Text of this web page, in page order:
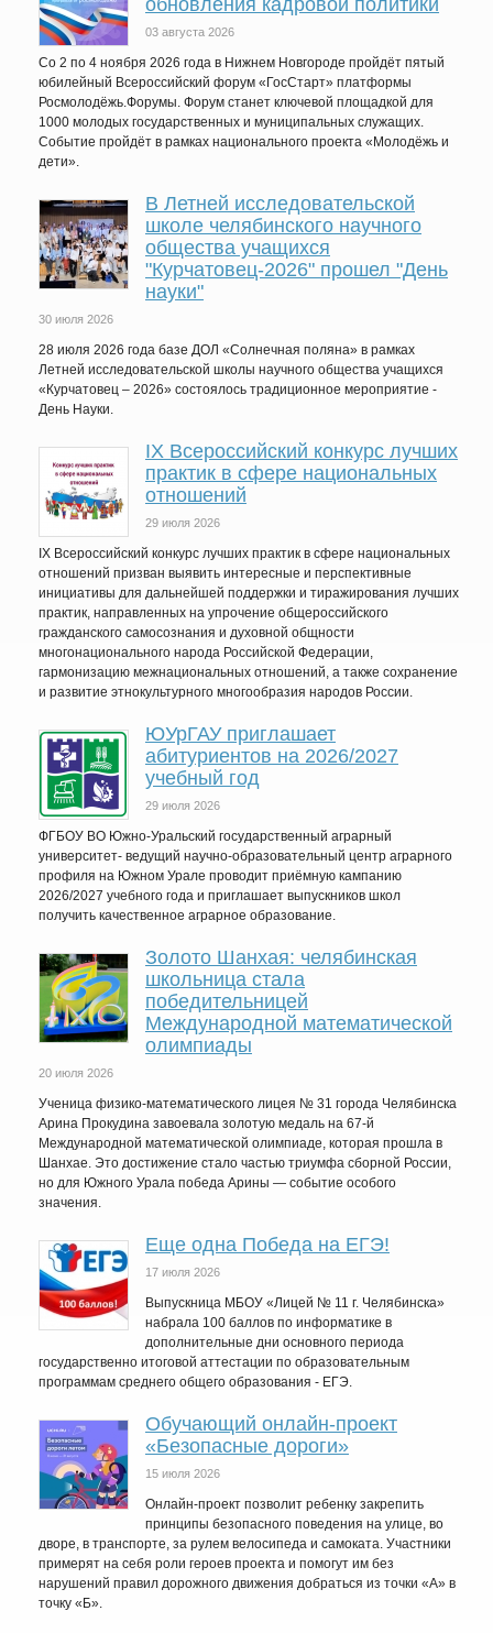
обновления кадровой политики
03 августа 2026
Со 2 по 4 ноября 2026 года в Нижнем Новгороде пройдёт пятый
юбилейный Всероссийский форум «ГосСтарт» платформы
Росмолодёжь.Форумы. Форум станет ключевой площадкой для
1000 молодых государственных и муниципальных служащих.
Событие пройдёт в рамках национального проекта «Молодёжь и
дети».
В Летней исследовательской
школе челябинского научного
общества учащихся
"Курчатовец-2026" прошел "День
науки"
30 июля 2026
28 июля 2026 года базе ДОЛ «Солнечная поляна» в рамках
Летней исследовательской школы научного общества учащихся
«Курчатовец – 2026» состоялось традиционное мероприятие -
День Науки.
IХ Всероссийский конкурс лучших
практик в сфере национальных
отношений
29 июля 2026
IX Всероссийский конкурс лучших практик в сфере национальных
отношений призван выявить интересные и перспективные
инициативы для дальнейшей поддержки и тиражирования лучших
практик, направленных на упрочение общероссийского
гражданского самосознания и духовной общности
многонационального народа Российской Федерации,
гармонизацию межнациональных отношений, а также сохранение
и развитие этнокультурного многообразия народов России.
ЮУрГАУ приглашает
абитуриентов на 2026/2027
учебный год
29 июля 2026
ФГБОУ ВО Южно-Уральский государственный аграрный
университет- ведущий научно-образовательный центр аграрного
профиля на Южном Урале проводит приёмную кампанию
2026/2027 учебного года и приглашает выпускников школ
получить качественное аграрное образование.
Золото Шанхая: челябинская
школьница стала
победительницей
Международной математической
олимпиады
20 июля 2026
Ученица физико-математического лицея № 31 города Челябинска
Арина Прокудина завоевала золотую медаль на 67-й
Международной математической олимпиаде, которая прошла в
Шанхае. Это достижение стало частью триумфа сборной России,
но для Южного Урала победа Арины — событие особого
значения.
Еще одна Победа на ЕГЭ!
17 июля 2026
Выпускница МБОУ «Лицей № 11 г. Челябинска»
набрала 100 баллов по информатике в
дополнительные дни основного периода
государственно итоговой аттестации по образовательным
программам среднего общего образования - ЕГЭ.
Обучающий онлайн-проект
«Безопасные дороги»
15 июля 2026
Онлайн-проект позволит ребенку закрепить
принципы безопасного поведения на улице, во
дворе, в транспорте, за рулем велосипеда и самоката. Участники
примерят на себя роли героев проекта и помогут им без
нарушений правил дорожного движения добраться из точки «А» в
точку «Б».